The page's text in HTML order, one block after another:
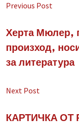
Previous Post
Херта Мюлер,
произход,
за литература
Next Post
КАРТИЧКА ОТ